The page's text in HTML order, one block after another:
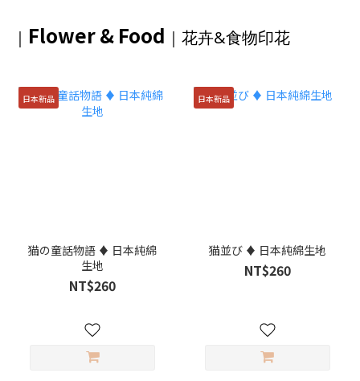
｜ Flower & Food ｜花卉&食物印花
日本新品
猫の童話物語 ♦ 日本純綿
生地
NT$260
日本新品
猫並び ♦ 日本純綿生地
NT$260